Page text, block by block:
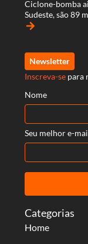
Categorias
Home
Ciclone-bomba
Sudeste, são 89
arrow_forward
Newsletter
Inscreva-se para
Nome
Seu melhor e-